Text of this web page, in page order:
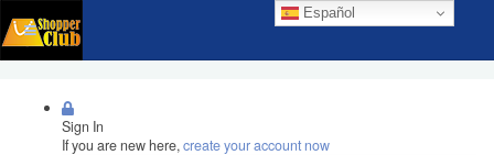
Español
Sign In
If you are new here,create your account now